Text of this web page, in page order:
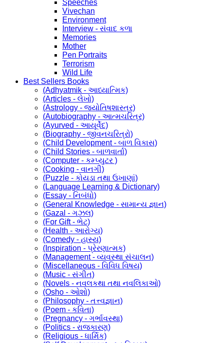
Speeches
Vivechan
Environment
Interview - સંવાદ કળા
Memories
Mother
Pen Portraits
Terrorism
Wild Life
Best Sellers Books
(Adhyatmik - આધ્યાત્મિક)
(Articles - લેખો)
(Astrology - જ્યોતિષશાસ્ત્ર)
(Autobiography - આત્મચરિત્ર)
(Ayurved - આયૂર્વેદ)
(Biography - જીવનચરિત્રો)
(Child Development - બાળ વિકાસ)
(Child Stories - બાળવાર્તા)
(Computer - કમ્પ્યુટર )
(Cooking - વાનગી)
(Puzzle - કોયડા તથા ઉખાણાં)
(Language Learning & Dictionary)
(Essay - નિબંધો)
(General Knowledge - સામાન્ય જ્ઞાન)
(Gazal - ગઝલ)
(For Gift - ભેટ)
(Health - આરોગ્ય)
(Comedy - હાસ્ય)
(Inspiration - પ્રેરણાત્મક)
(Management - વ્યવસ્થા સંચાલન)
(Miscellaneous - વિવિધ વિષય)
(Music - સંગીત)
(Novels - નવલકથા તથા નવલિકાઓ)
(Osho - ઓશો)
(Philosophy - તત્ત્વજ્ઞાન)
(Poem - કવિતા)
(Pregnancy - ગર્ભાવસ્થા)
(Politics - રાજકારણ)
(Religious - ધાર્મિક)